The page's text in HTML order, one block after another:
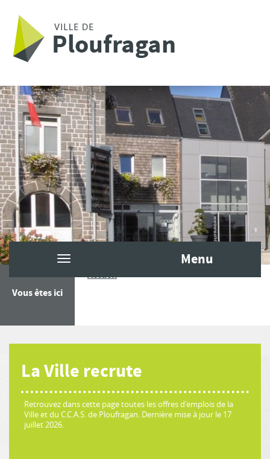
Menu
Vous êtes ici
Accueil La Ville recrute
La Ville recrute
Retrouvez dans cette page toutes les offres d'emplois de la
Ville et du C.C.A.S. de Ploufragan. Dernière mise à jour le 17
juillet 2026.